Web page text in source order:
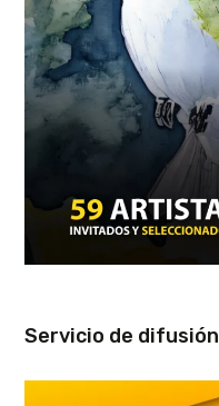
Servicio de difusión